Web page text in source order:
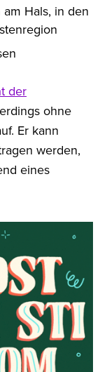
Hals, in den
der
ohne
Er kann
werden,
eines